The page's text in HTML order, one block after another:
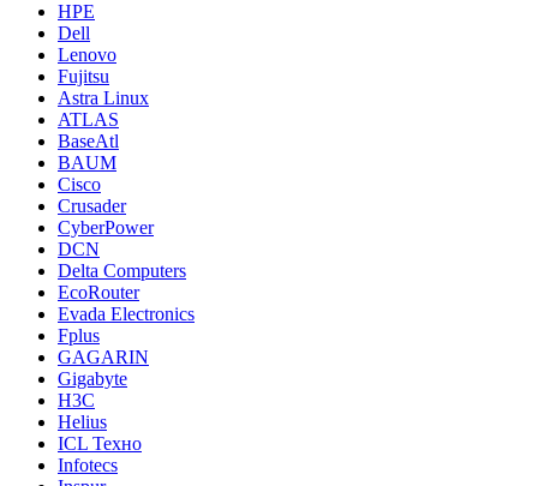
HPE
Dell
Lenovo
Fujitsu
Astra Linux
ATLAS
BaseAtl
BAUM
Cisco
Crusader
CyberPower
DCN
Delta Computers
EcoRouter
Evada Electronics
Fplus
GAGARIN
Gigabyte
H3C
Helius
ICL Техно
Infotecs